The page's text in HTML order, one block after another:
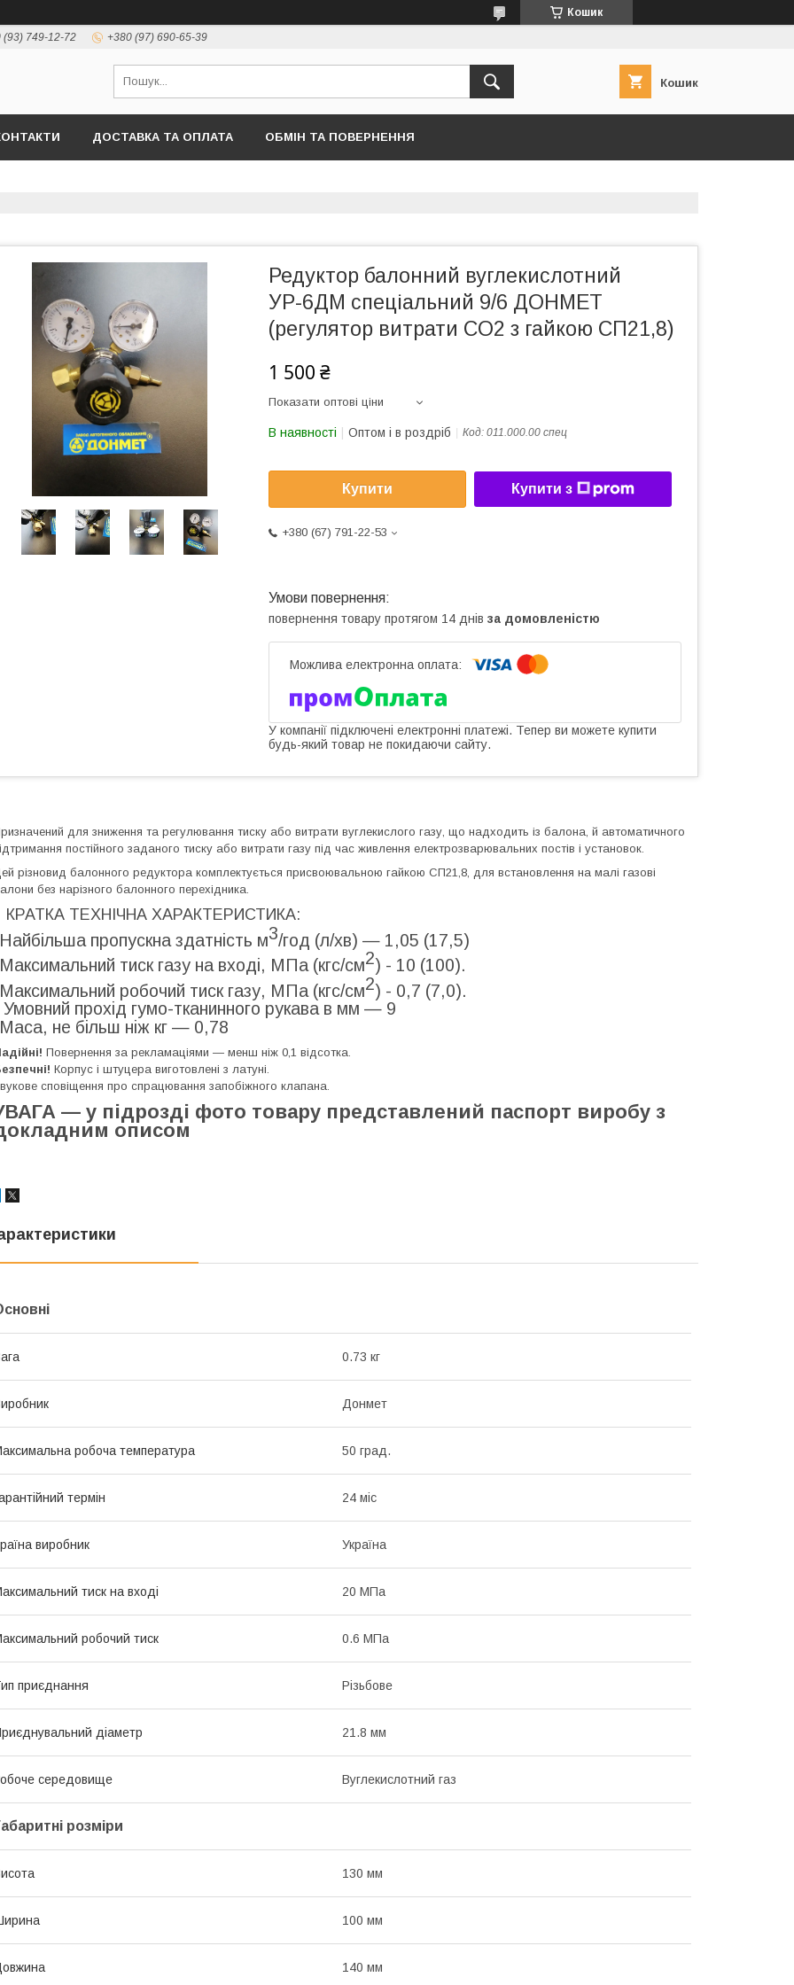
Кошик
(93) 749-12-72 +380 (97) 690-65-39
Кошик
ДОСТАВКА ТА ОПЛАТА ОБМІН ТА ПОВЕРНЕННЯ
Редуктор балонний вуглекислотний
УР-6ДМ спеціальний 9/6 ДОНМЕТ
(регулятор витрати CO2 з гайкою СП21,8)
1 500 ₴
Показати оптові ціни
В наявності Оптом і в роздріб Код: 011.000.00 спец
Купити Купити з
+380 (67) 791-22-53
повернення товару протягом 14 днів за домовленістю
У компанії підключені електронні платежі. Тепер ви можете купити
будь-який товар не покидаючи сайту.
для зниження та регулювання тиску або витрати вуглекислого газу, що надходить із балона, й автоматичного
постійного заданого тиску або витрати газу під час живлення електрозварювальних постів і установок.
різновид балонного редуктора комплектується присвоювальною гайкою СП21,8, для встановлення на малі газові
без нарізного балонного перехідника.
КРАТКА ТЕХНІЧНА ХАРАКТЕРИСТИКА:
пропускна здатність м3/год (л/хв) — 1,05 (17,5)
тиск газу на вході, МПа (кгс/см2) - 10 (100).
робочий тиск газу, МПа (кгс/см2) - 0,7 (7,0).
Умовний прохід гумо-тканинного рукава в мм — 9
не більш ніж кг — 0,78
Повернення за рекламаціями — менш ніж 0,1 відсотка.
Корпус і штуцера виготовлені з латуні.
сповіщення про спрацювання запобіжного клапана.
— у підрозді фото товару представлений паспорт виробу з
описом
0.73 кг
Донмет
робоча температура 50 град.
термін 24 міс
виробник Україна
тиск на вході 20 МПа
робочий тиск 0.6 МПа
приєднання Різьбове
діаметр 21.8 мм
середовище Вуглекислотний газ
розміри
130 мм
100 мм
140 мм